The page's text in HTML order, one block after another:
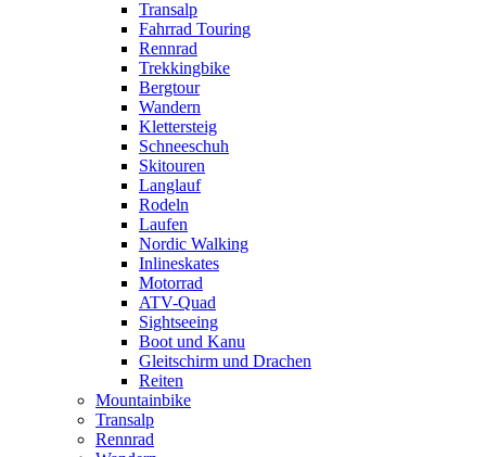
Transalp
Fahrrad Touring
Rennrad
Trekkingbike
Bergtour
Wandern
Klettersteig
Schneeschuh
Skitouren
Langlauf
Rodeln
Laufen
Nordic Walking
Inlineskates
Motorrad
ATV-Quad
Sightseeing
Boot und Kanu
Gleitschirm und Drachen
Reiten
Mountainbike
Transalp
Rennrad